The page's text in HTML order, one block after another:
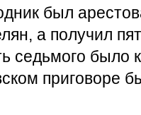
был
а получил
седьмого было
приговоре